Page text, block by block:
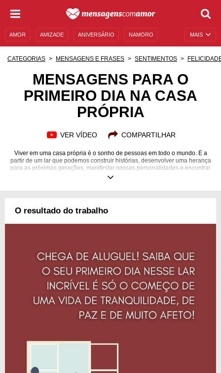
MAIS
AMOR AMIZADE ANIVERSÁRIO NAMORO
MENSAGENS E FRASES MENSAGENS DE ANIVERSÁRIO
FAMOSOS BÍBLIA
CATEGORIAS MENSAGENS E FRASES SENTIMENTOS
MENSAGENS PARA O
PRIMEIRO DIA NA CASA
PRÓPRIA
VER VÍDEO COMPARTILHAR
Viver em uma casa própria é o sonho de pessoas em todo o mundo. É a
partir de um lar que podemos construir histórias, desenvolver uma herança
para as próximas gerações, manifestar nossas personalidades e encontrar
um lugar especial. Apesar de todas as dificuldades que envolvem esse
ótimas surpresas e descobertas. Viva esse primeiro dia como se fosse
O resultado do trabalho